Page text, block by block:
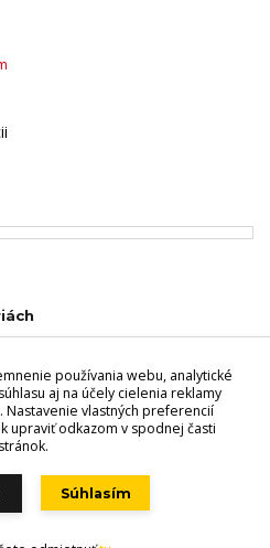
Predajňa - Štefánikova 69,
848, +421 944 045 358,
HODÍN!!!
používania webu, analytické
aj na účely cielenia reklamy
Nastavenie vlastných preferencií
upraviť odkazom v spodnej časti
stránok.
Súhlasím